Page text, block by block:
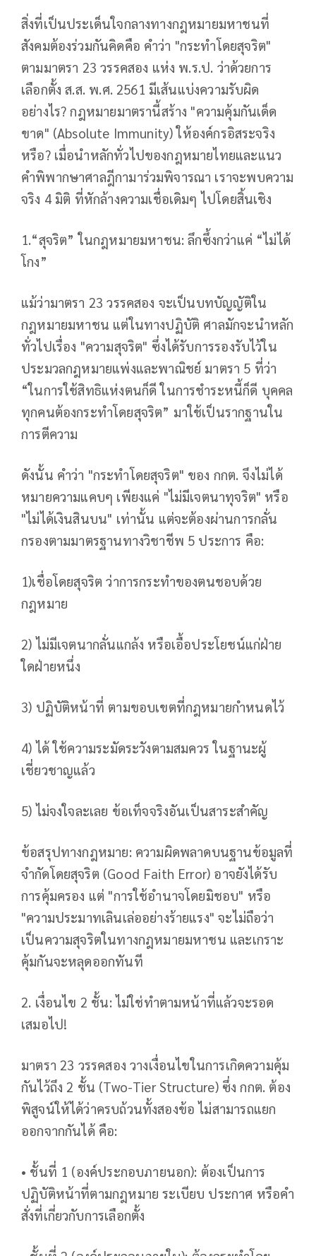
สิ่งที่เป็นประเด็นใจกลางทางกฎหมายมหาชนที่
สังคมต้องร่วมกันคิดคือ คำว่า "กระทำโดยสุจริต"
ตามมาตรา 23 วรรคสอง แห่ง พ.ร.ป. ว่าด้วยการ
เลือกตั้ง ส.ส. พ.ศ. 2561 มีเส้นแบ่งความรับผิด
อย่างไร? กฎหมายมาตรานี้สร้าง "ความคุ้มกันเด็ด
ขาด" (Absolute Immunity) ให้องค์กรอิสระจริง
หรือ? เมื่อนำหลักทั่วไปของกฎหมายไทยและแนว
คำพิพากษาศาลฎีกามาร่วมพิจารณา เราจะพบความ
จริง 4 มิติ ที่หักล้างความเชื่อเดิมๆ ไปโดยสิ้นเชิง
1.“สุจริต” ในกฎหมายมหาชน: ลึกซึ้งกว่าแค่ “ไม่ได้
โกง”
แม้ว่ามาตรา 23 วรรคสอง จะเป็นบทบัญญัติใน
กฎหมายมหาชน แต่ในทางปฏิบัติ ศาลมักจะนำหลัก
ทั่วไปเรื่อง "ความสุจริต" ซึ่งได้รับการรองรับไว้ใน
ประมวลกฎหมายแพ่งและพาณิชย์ มาตรา 5 ที่ว่า
“ในการใช้สิทธิแห่งตนก็ดี ในการชำระหนี้ก็ดี บุคคล
ทุกคนต้องกระทำโดยสุจริต” มาใช้เป็นรากฐานใน
การตีความ
ดังนั้น คำว่า "กระทำโดยสุจริต" ของ กกต. จึงไม่ได้
หมายความแคบๆ เพียงแค่ "ไม่มีเจตนาทุจริต" หรือ
"ไม่ได้เงินสินบน" เท่านั้น แต่จะต้องผ่านการกลั่น
กรองตามมาตรฐานทางวิชาชีพ 5 ประการ คือ:
1)เชื่อโดยสุจริต ว่าการกระทำของตนชอบด้วย
กฎหมาย
2) ไม่มีเจตนากลั่นแกล้ง หรือเอื้อประโยชน์แก่ฝ่าย
ใดฝ่ายหนึ่ง
3) ปฏิบัติหน้าที่ ตามขอบเขตที่กฎหมายกำหนดไว้
4) ได้ ใช้ความระมัดระวังตามสมควร ในฐานะผู้
เชี่ยวชาญแล้ว
5) ไม่จงใจละเลย ข้อเท็จจริงอันเป็นสาระสำคัญ
ข้อสรุปทางกฎหมาย: ความผิดพลาดบนฐานข้อมูลที่
จำกัดโดยสุจริต (Good Faith Error) อาจยังได้รับ
การคุ้มครอง แต่ "การใช้อำนาจโดยมิชอบ" หรือ
"ความประมาทเลินเล่ออย่างร้ายแรง" จะไม่ถือว่า
เป็นความสุจริตในทางกฎหมายมหาชน และเกราะ
คุ้มกันจะหลุดออกทันที
2. เงื่อนไข 2 ชั้น: ไม่ใช่ทำตามหน้าที่แล้วจะรอด
เสมอไป!
มาตรา 23 วรรคสอง วางเงื่อนไขในการเกิดความคุ้ม
กันไว้ถึง 2 ชั้น (Two-Tier Structure) ซึ่ง กกต. ต้อง
พิสูจน์ให้ได้ว่าครบถ้วนทั้งสองข้อ ไม่สามารถแยก
ออกจากกันได้ คือ:
• ชั้นที่ 1 (องค์ประกอบภายนอก): ต้องเป็นการ
ปฏิบัติหน้าที่ตามกฎหมาย ระเบียบ ประกาศ หรือคำ
สั่งที่เกี่ยวกับการเลือกตั้ง